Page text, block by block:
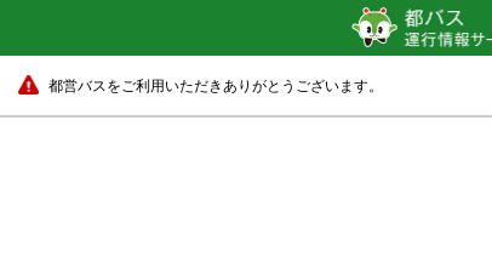
都営バスをご利用いただきありがとうございます。